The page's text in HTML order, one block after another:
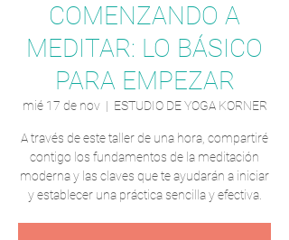
COMENZANDO A
MEDITAR: LO BÁSICO
PARA EMPEZAR
mié 17 de nov
  |
ESTUDIO DE YOGA KORNER
A través de este taller de una hora, compartiré
contigo los fundamentos de la meditación
moderna y las claves que te ayudarán a iniciar
y establecer una práctica sencilla y efectiva.